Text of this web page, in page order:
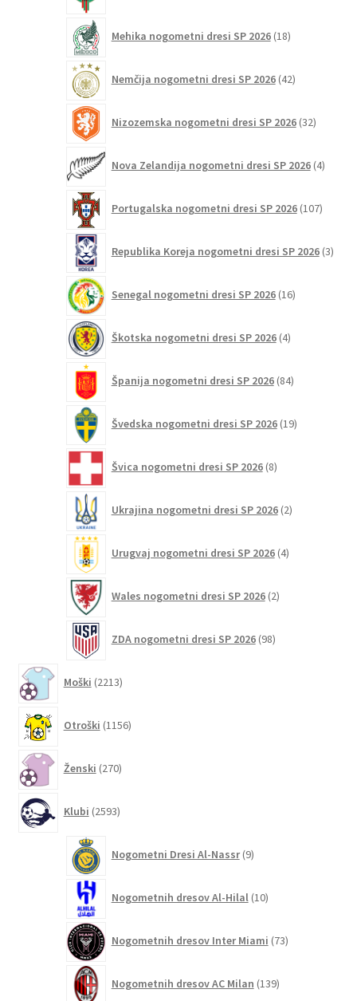
Mehika nogometni dresi SP 2026 18izdelkov
Nemčija nogometni dresi SP 2026 42izdelkov
Nizozemska nogometni dresi SP 2026 32izdelkov
Nova Zelandija nogometni dresi SP 2026 4izdelki
Portugalska nogometni dresi SP 2026 107
Republika Koreja nogometni dresi SP 2026 3
Senegal nogometni dresi SP 2026 16izdelkov
Škotska nogometni dresi SP 2026 4izdelki
Španija nogometni dresi SP 2026 84izdelkov
Švedska nogometni dresi SP 2026 19izdelkov
Švica nogometni dresi SP 2026 8izdelkov
Ukrajina nogometni dresi SP 2026 2izdelka
Urugvaj nogometni dresi SP 2026 4izdelki
Wales nogometni dresi SP 2026 2izdelka
ZDA nogometni dresi SP 2026 98izdelkov
Moški 2213izdelkov
Otroški 1156izdelkov
Ženski 270izdelkov
Klubi 2593izdelkov
Nogometni Dresi Al-Nassr 9izdelkov
Nogometnih dresov Al-Hilal 10izdelkov
Nogometnih dresov Inter Miami 73izdelkov
Nogometnih dresov AC Milan 139izdelkov